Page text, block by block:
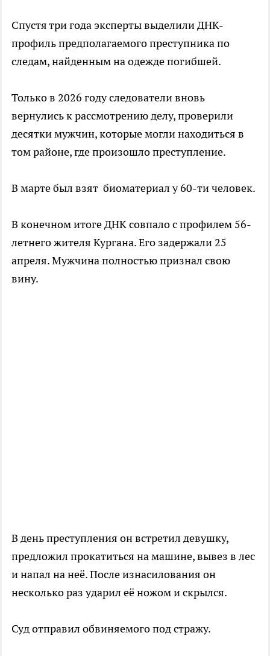
Спустя три года эксперты выделили ДНК-
профиль предполагаемого преступника по
следам, найденным на одежде погибшей.
Только в 2026 году следователи вновь
вернулись к рассмотрению делу, проверили
десятки мужчин, которые могли находиться в
том районе, где произошло преступление.
В марте был взят биоматериал у 60-ти человек.
В конечном итоге ДНК совпало с профилем 56-
летнего жителя Кургана. Его задержали 25
апреля. Мужчина полностью признал свою
вину.
В день преступления он встретил девушку,
предложил прокатиться на машине, вывез в лес
и напал на неё. После изнасилования он
несколько раз ударил её ножом и скрылся.
Суд отправил обвиняемого под стражу.